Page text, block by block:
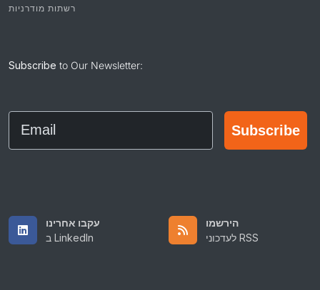
רשתות מודרניות
Subscribe to Our Newsletter:
Email
Subscribe
עקבו אחרינו
ב LinkedIn
הירשמו
לעדכוני RSS